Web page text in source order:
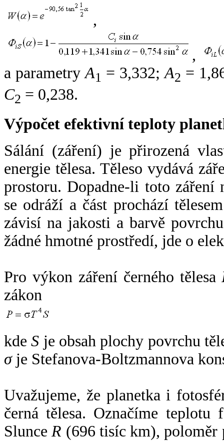
,
,
a parametryA1 = 3,332;A2 =
C2 = 0,238.
Výpočet efektivní teploty
Sálání (záření) je přirozená
energie tělesa. Těleso vydává
prostoru. Dopadne-li toto záření
se odráží a část prochází
závisí na jakosti a barvě
žádné hmotné prostředí, jde o
Pro výkon záření černého tělesa
zákon
kdeS je obsah plochy povrchu
σje Stefanova-Boltzmannova
Uvažujeme, že planetka i
černá tělesa. Označíme
SlunceR (696 tisíc km),